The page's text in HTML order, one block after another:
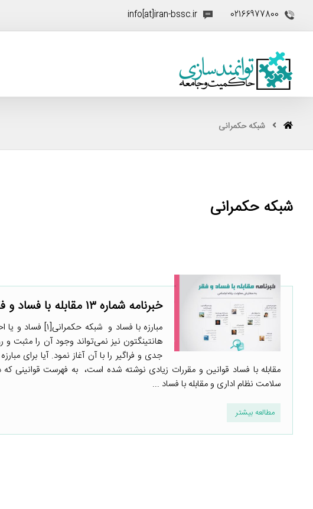
02166977800
info[at]iran-bssc.ir
شبکه حکمرانی
شبکه حکمرانی
خبرنامه شماره ۱۳ مقابله با فساد و فقر : مبارزه با فساد و شبکه حکمرانی
مبارزه با
هانتینگتون نیز نمی‌تواند وجود آن را مثبت و
جدی و فراگیر را با آن آغاز نمود. آیا برای
مقابله با فساد قوانین و مقررات زیادی نوشته شده است، به فهرست قوانینی
سلامت نظام اداری و مقابله با فساد ...
مطالعه بیشتر